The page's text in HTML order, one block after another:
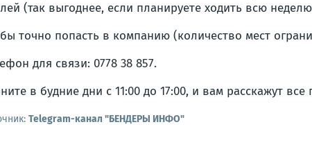
(так выгоднее, если планируете ходить всю
точно попасть в компанию (количество мест
для связи: 0778 38 857.
в будние дни с 11:00 до 17:00, и вам расскажут все
Telegram-канал "БЕНДЕРЫ ИНФО"